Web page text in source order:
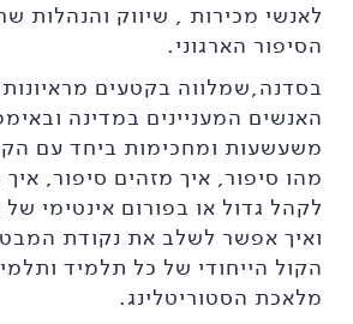
לאנשי מכירות , שיווק והנהלות
הסיפור הארגוני.
בסדנה,שמלווה בקטעים
האנשים המעניינים במדינה
משעשעות ומחכימות ביחד עם
מהו סיפור, איך מזהים סיפור,
לקהל גדול או בפורום אינטימי
ואיך אפשר לשלב את נקודת
הקול הייחודי של כל תלמיד
מלאכת הסטוריטלינג.